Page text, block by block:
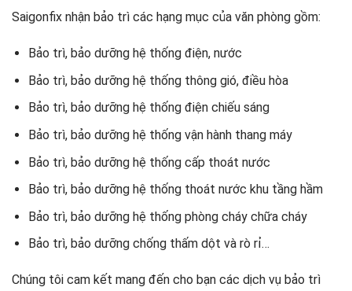
Saigonfix nhận bảo trì các hạng mục của văn phòng gồm:
Bảo trì, bảo dưỡng hệ thống điện, nước
Bảo trì, bảo dưỡng hệ thống thông gió, điều hòa
Bảo trì, bảo dưỡng hệ thống điện chiếu sáng
Bảo trì, bảo dưỡng hệ thống vận hành thang máy
Bảo trì, bảo dưỡng hệ thống cấp thoát nước
Bảo trì, bảo dưỡng hệ thống thoát nước khu tầng hầm
Bảo trì, bảo dưỡng hệ thống phòng cháy chữa cháy
Bảo trì, bảo dưỡng chống thấm dột và rò rỉ…
Chúng tôi cam kết mang đến cho bạn các dịch vụ bảo trì